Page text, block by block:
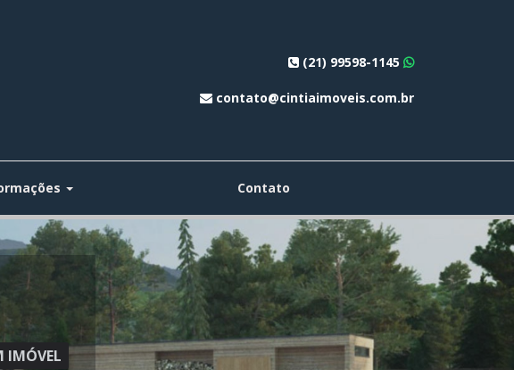
(21) 99598-1145
contato@cintiaimoveis.com.br
Contato
IMÓVEL